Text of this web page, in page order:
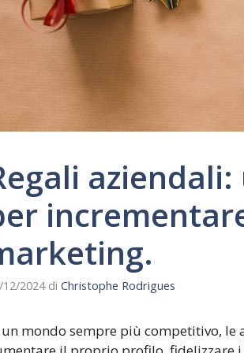
12/2024 di Christophe Rodrigues
mondo sempre più competitivo, le